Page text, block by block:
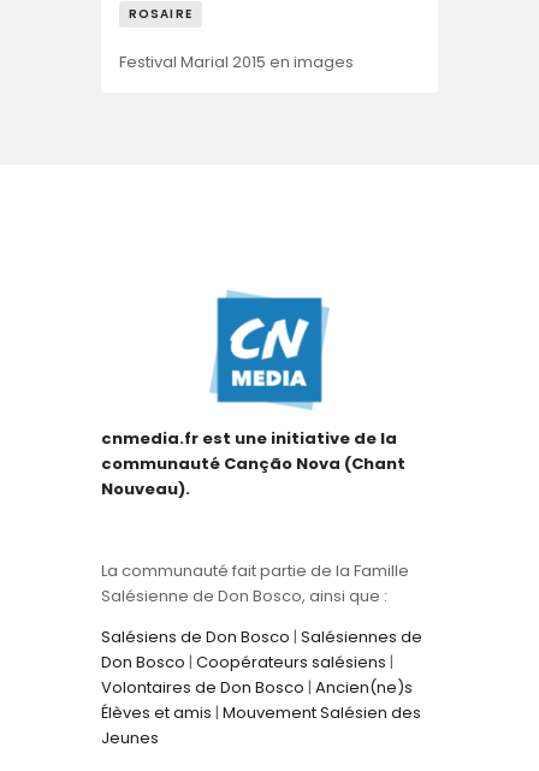
ROSAIRE
Festival Marial 2015 en images
cnmedia.fr est une initiative de la
communauté Canção Nova (Chant
Nouveau).
La communauté fait partie de la Famille
Salésienne de Don Bosco, ainsi que :
Salésiens de Don Bosco | Salésiennes de
Don Bosco | Coopérateurs salésiens |
Volontaires de Don Bosco | Ancien(ne)s
Élèves et amis | Mouvement Salésien des
Jeunes